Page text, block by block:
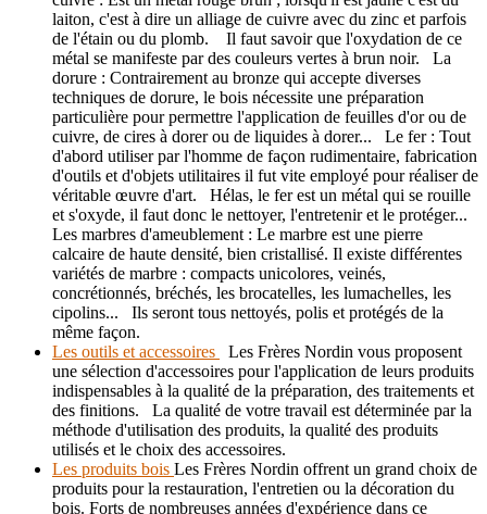
laiton, c'est à dire un alliage de cuivre avec du zinc et parfois
de l'étain ou du plomb. Il faut savoir que l'oxydation de ce
métal se manifeste par des couleurs vertes à brun noir. La
dorure : Contrairement au bronze qui accepte diverses
techniques de dorure, le bois nécessite une préparation
particulière pour permettre l'application de feuilles d'or ou de
cuivre, de cires à dorer ou de liquides à dorer... Le fer : Tout
d'abord utiliser par l'homme de façon rudimentaire, fabrication
d'outils et d'objets utilitaires il fut vite employé pour réaliser de
véritable œuvre d'art. Hélas, le fer est un métal qui se rouille
et s'oxyde, il faut donc le nettoyer, l'entretenir et le protéger...
Les marbres d'ameublement : Le marbre est une pierre
calcaire de haute densité, bien cristallisé. Il existe différentes
variétés de marbre : compacts unicolores, veinés,
concrétionnés, bréchés, les brocatelles, les lumachelles, les
cipolins... Ils seront tous nettoyés, polis et protégés de la
même façon.
Les outils et accessoires
Les Frères Nordin vous proposent
une sélection d'accessoires pour l'application de leurs produits
indispensables à la qualité de la préparation, des traitements et
des finitions. La qualité de votre travail est déterminée par la
méthode d'utilisation des produits, la qualité des produits
utilisés et le choix des accessoires.
Les produits bois Les Frères Nordin offrent un grand choix de
produits pour la restauration, l'entretien ou la décoration du
bois. Forts de nombreuses années d'expérience dans ce